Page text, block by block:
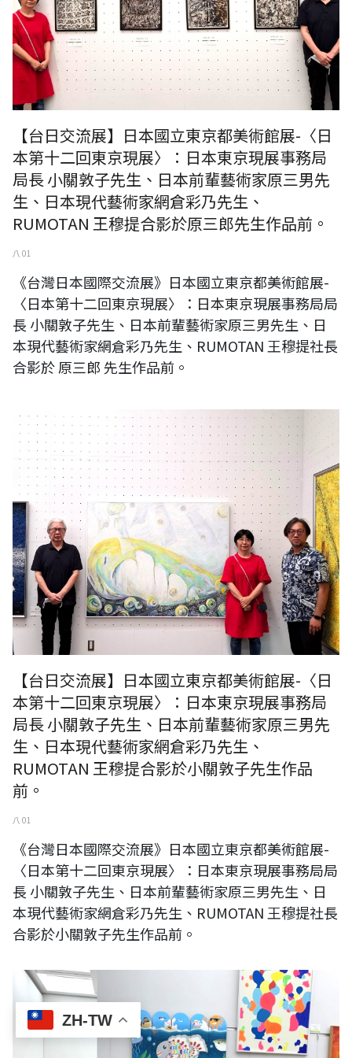
ZH-TW
【台日交流展】日本國立東京都美術館展-〈日
本第十二回東京現展〉：日本東京現展事務局
局長 小關敦子先生、日本前輩藝術家原三男先
生、日本現代藝術家網倉彩乃先生、
RUMOTAN 王穆提合影於原三郎先生作品前。
八 01
《台灣日本國際交流展》日本國立東京都美術館展-
〈日本第十二回東京現展〉：日本東京現展事務局局
長 小關敦子先生、日本前輩藝術家原三男先生、日
本現代藝術家網倉彩乃先生、RUMOTAN 王穆提社長
合影於 原三郎 先生作品前。
《台灣日本國際交流展》日本國立東京都美術館展-〈日本第十二回東京
現展〉：日本東京現展事務局局長 小關敦子先生、日本前輩藝術家原三
男先生、日本現代藝術家網倉彩乃先生、RUMOTAN 王穆提社長合影於小
關敦子先生作品前。
【台日交流展】日本國立東京都美術館展-〈日
本第十二回東京現展〉：日本東京現展事務局
局長 小關敦子先生、日本前輩藝術家原三男先
生、日本現代藝術家網倉彩乃先生、
RUMOTAN 王穆提合影於小關敦子先生作品
前。
八 01
《台灣日本國際交流展》日本國立東京都美術館展-
〈日本第十二回東京現展〉：日本東京現展事務局局
長 小關敦子先生、日本前輩藝術家原三男先生、日
本現代藝術家網倉彩乃先生、RUMOTAN 王穆提社長
合影於小關敦子先生作品前。